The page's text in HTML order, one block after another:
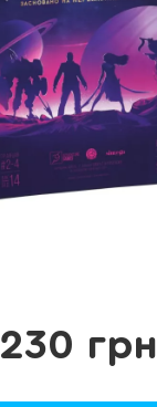
230 грн